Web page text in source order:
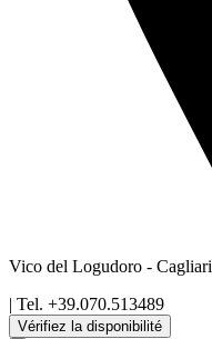
Vico del Logudoro - Cagliari
| Tel. +39.070.513489
Vérifiez la disponibilité